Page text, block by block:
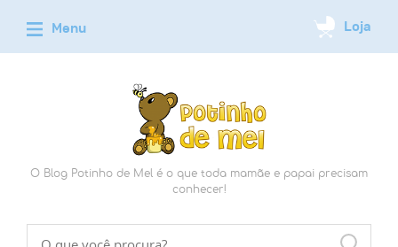
O Blog Potinho de Mel é o que toda mamãe e papai precisam
conhecer!